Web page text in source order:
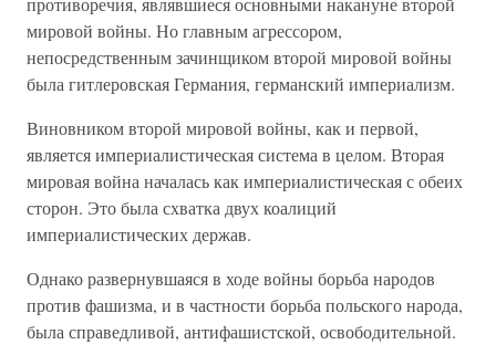
мировой войны. Но главным агрессором,
непосредственным зачинщиком второй мировой войны
была гитлеровская Германия, германский империализм.
Виновником второй мировой войны, как и первой,
является империалистическая система в целом. Вторая
мировая война началась как империалистическая с обеих
сторон. Это была схватка двух коалиций
империалистических держав.
Однако развернувшаяся в ходе войны борьба народов
против фашизма, и в частности борьба польского народа,
была справедливой, антифашистской, освободительной.